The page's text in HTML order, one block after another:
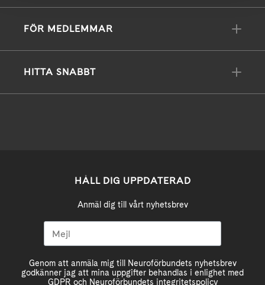
FÖR MEDLEMMAR
HITTA SNABBT
HÅLL DIG UPPDATERAD
Anmäl dig till vårt nyhetsbrev
Genom att anmäla mig till Neuroförbundets nyhetsbrev
godkänner jag att mina uppgifter behandlas i enlighet med
GDPR och Neuroförbundets integritetspolicy